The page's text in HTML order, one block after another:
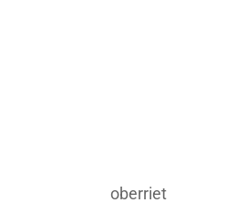
oberriet